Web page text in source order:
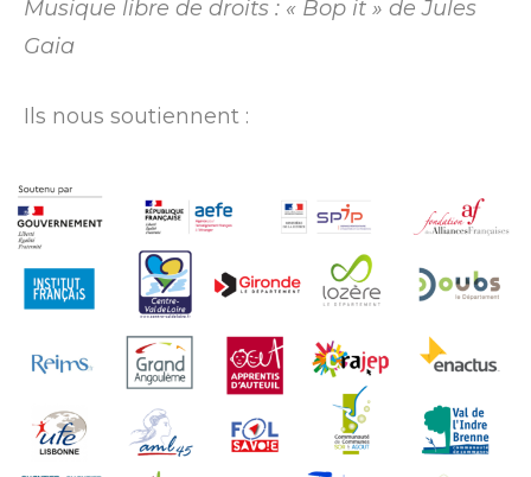
Musique libre de droits : « Bop it » de Jules
Gaia
Ils nous soutiennent :